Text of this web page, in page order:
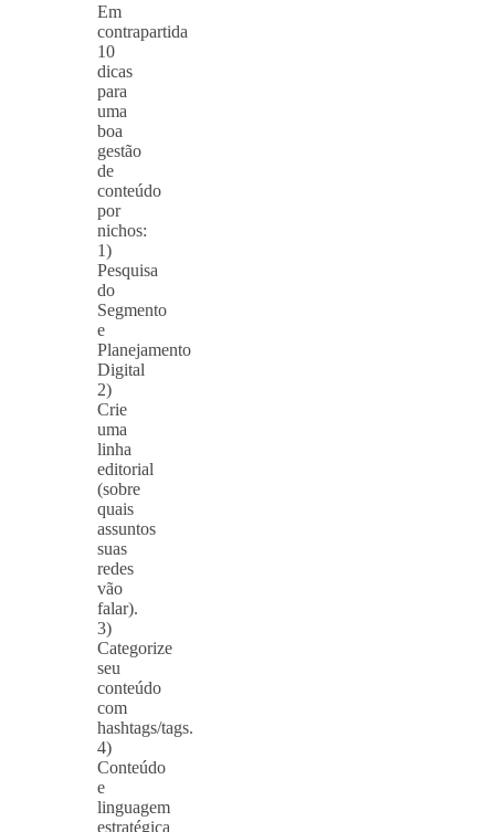
Em
contrapartida
10
dicas
para
uma
boa
gestão
de
conteúdo
por
nichos:
1)
Pesquisa
do
Segmento
e
Planejamento
Digital
2)
Crie
uma
linha
editorial
(sobre
quais
assuntos
suas
redes
vão
falar).
3)
Categorize
seu
conteúdo
com
hashtags/tags.
4)
Conteúdo
e
linguagem
estratégica